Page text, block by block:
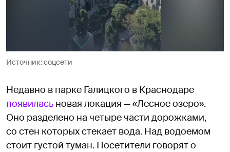
Источник: соцсети
Недавно в парке Галицкого в Краснодаре
появилась новая локация — «Лесное озеро».
Оно разделено на четыре части дорожками,
со стен которых стекает вода. Над водоемом
стоит густой туман. Посетители говорят о